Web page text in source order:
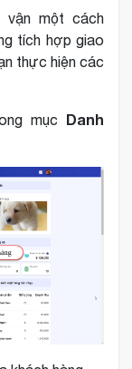
vận một cách
tích hợp giao
thực hiện các
mục Danh